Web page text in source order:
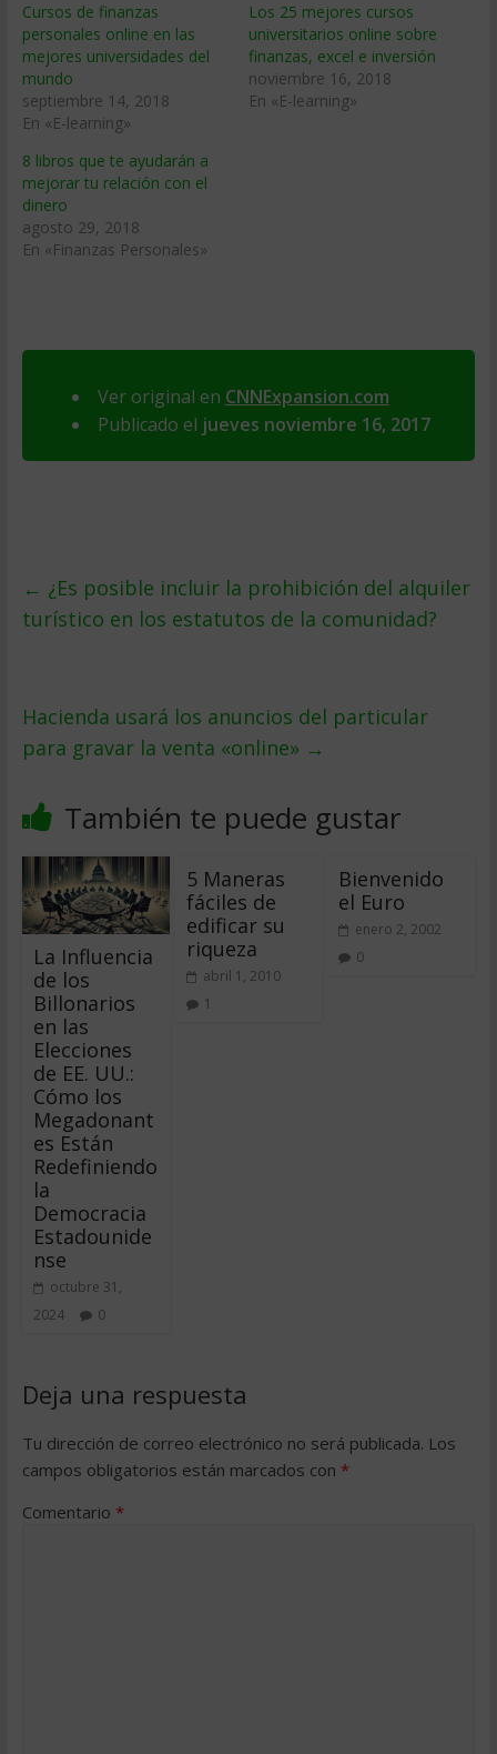
Cursos de finanzas
personales online en las
mejores universidades del
mundo
septiembre 14, 2018
En «E-learning»
Los 25 mejores cursos
universitarios online sobre
finanzas, excel e inversión
noviembre 16, 2018
En «E-learning»
8 libros que te ayudarán a
mejorar tu relación con el
dinero
agosto 29, 2018
En «Finanzas Personales»
Ver original en CNNExpansion.com
Publicado el jueves noviembre 16, 2017
← ¿Es posible incluir la prohibición del alquiler
turístico en los estatutos de la comunidad?
Hacienda usará los anuncios del particular
para gravar la venta «online» →
También te puede gustar
La Influencia
de los
Billonarios
en las
Elecciones
de EE. UU.:
Cómo los
Megadonant
es Están
Redefiniendo
la
Democracia
Estadounide
nse
octubre 31,
2024
0
5 Maneras
fáciles de
edificar su
riqueza
abril 1, 2010
1
Bienvenido
el Euro
enero 2, 2002
0
Deja una respuesta
Tu dirección de correo electrónico no será publicada. Los
campos obligatorios están marcados con *
Comentario *